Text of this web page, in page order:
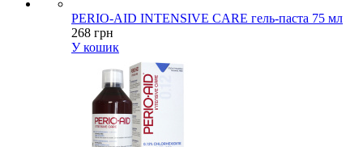
PERIO-AID INTENSIVE CARE гель-паста 75 мл
268 грн
У кошик